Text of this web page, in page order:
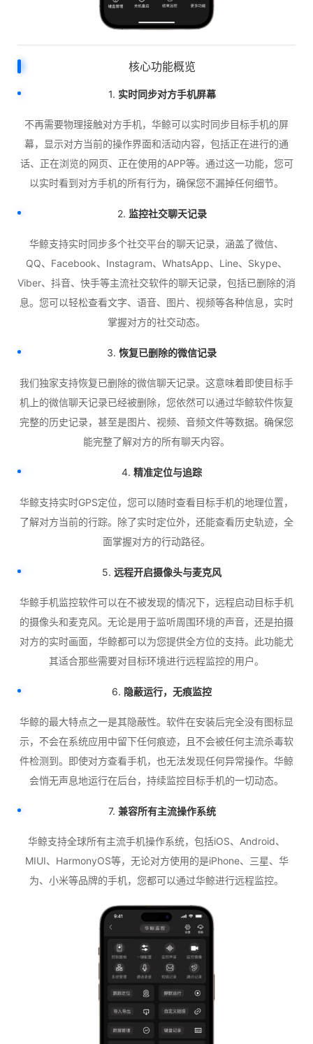
核心功能概览
1. 实时同步对方手机屏幕
不再需要物理接触对方手机，华鲸可以实时同步目标手机的屏
幕，显示对方当前的操作界面和活动内容，包括正在进行的通
话、正在浏览的网页、正在使用的APP等。通过这一功能，您可
以实时看到对方手机的所有行为，确保您不漏掉任何细节。
2. 监控社交聊天记录
华鲸支持实时同步多个社交平台的聊天记录，涵盖了微信、
QQ、Facebook、Instagram、WhatsApp、Line、Skype、
Viber、抖音、快手等主流社交软件的聊天记录，包括已删除的消
息。您可以轻松查看文字、语音、图片、视频等各种信息，实时
掌握对方的社交动态。
3. 恢复已删除的微信记录
我们独家支持恢复已删除的微信聊天记录。这意味着即使目标手
机上的微信聊天记录已经被删除，您依然可以通过华鲸软件恢复
完整的历史记录，甚至是图片、视频、音频文件等数据。确保您
能完整了解对方的所有聊天内容。
4. 精准定位与追踪
华鲸支持实时GPS定位，您可以随时查看目标手机的地理位置，
了解对方当前的行踪。除了实时定位外，还能查看历史轨迹，全
面掌握对方的行动路径。
5. 远程开启摄像头与麦克风
华鲸手机监控软件可以在不被发现的情况下，远程启动目标手机
的摄像头和麦克风。无论是用于监听周围环境的声音，还是拍摄
对方的实时画面，华鲸都可以为您提供全方位的支持。此功能尤
其适合那些需要对目标环境进行远程监控的用户。
6. 隐蔽运行，无痕监控
华鲸的最大特点之一是其隐蔽性。软件在安装后完全没有图标显
示，不会在系统应用中留下任何痕迹，且不会被任何主流杀毒软
件检测到。即使对方查看手机，也无法发现任何异常操作。华鲸
会悄无声息地运行在后台，持续监控目标手机的一切动态。
7. 兼容所有主流操作系统
华鲸支持全球所有主流手机操作系统，包括iOS、Android、
MIUI、HarmonyOS等，无论对方使用的是iPhone、三星、华
为、小米等品牌的手机，您都可以通过华鲸进行远程监控。